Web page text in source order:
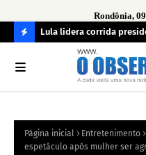
Rondônia,
O
R
Lula lidera corrida
pesquisa; Flávio
Página inicial Entretenimento
espetáculo após mulher ser